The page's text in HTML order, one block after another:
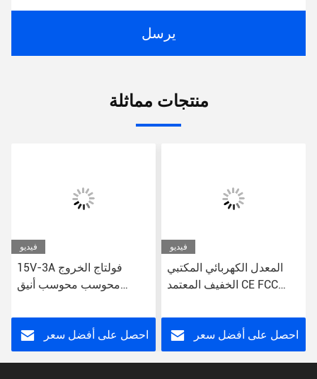
يرسل
منتجات مماثلة
فيديو
15V-3A فولتاج الخروج
محوسب محوسب أنيق
للكمبيوترات المكتبية
احصل على أفضل سعر
فيديو
المعدل الكهربائي المكتبي
الخفيف المعتمد CE FCC
احصل على أفضل سعر